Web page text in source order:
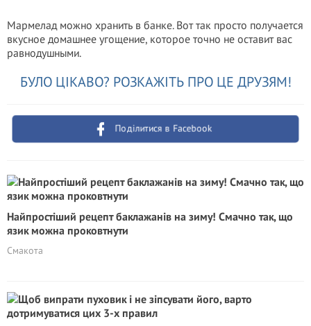
Мармелад можно хранить в банке. Вот так просто получается
вкусное домашнее угощение, которое точно не оставит вас
равнодушными.
БУЛО ЦІКАВО? РОЗКАЖІТЬ ПРО ЦЕ ДРУЗЯМ!
Поділитися в Facebook
Найпростіший рецепт баклажанів на зиму! Смачно так, що
язик можна проковтнути
Смакота